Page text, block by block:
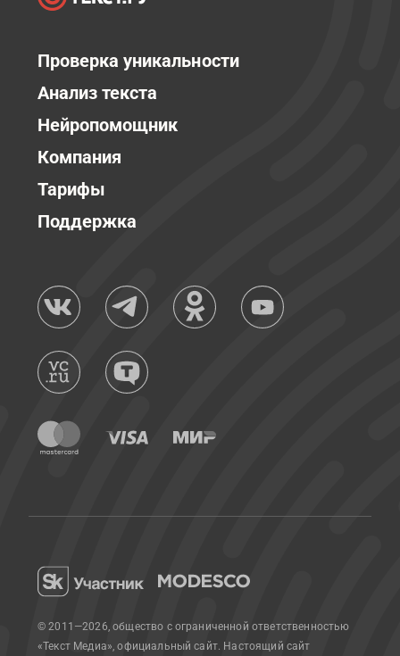
Проверка уникальности
Анализ текста
Нейропомощник
Компания
Тарифы
Поддержка
© 2011—2026, общество с ограниченной ответственностью
«Текст Медиа», официальный сайт. Настоящий сайт